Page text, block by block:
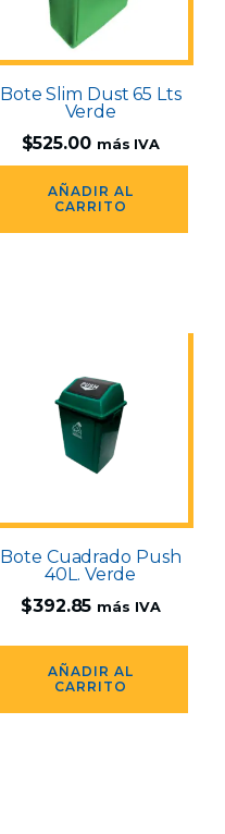
Bote Slim Dust 65 Lts
Verde
$525.00 más IVA
AÑADIR AL
CARRITO
Bote Cuadrado Push
40L. Verde
$392.85 más IVA
AÑADIR AL
CARRITO